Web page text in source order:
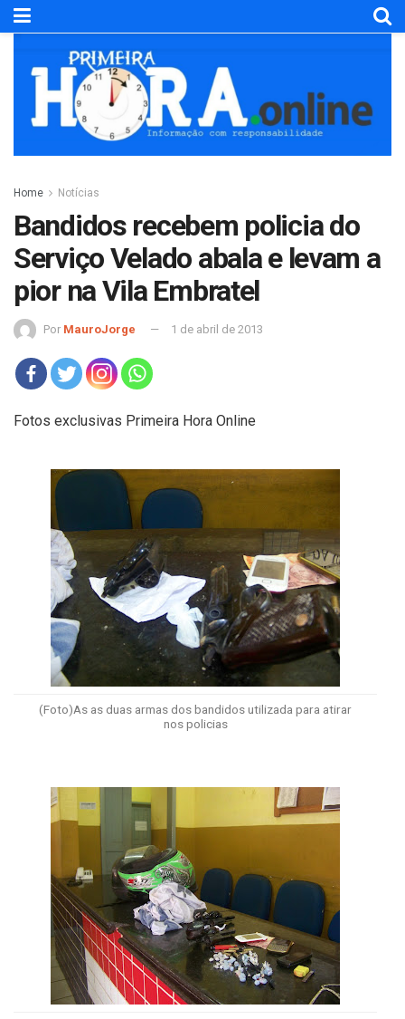
Home Notícias
Bandidos recebem policia do
Serviço Velado abala e levam a
pior na Vila Embratel
Por MauroJorge 1 de abril de 2013
Fotos exclusivas Primeira Hora Online
(Foto)As as duas armas dos bandidos utilizada para atirar
nos policias